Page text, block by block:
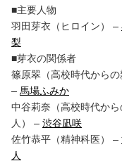
■主要人物
羽田芽衣（ヒロイン） –
梨
■芽衣の関係者
篠原翠（高校時代からの
– 馬場ふみか
中谷莉奈（高校時代か
人） –渋谷凪咲
佐竹恭平（精神科医） –
人